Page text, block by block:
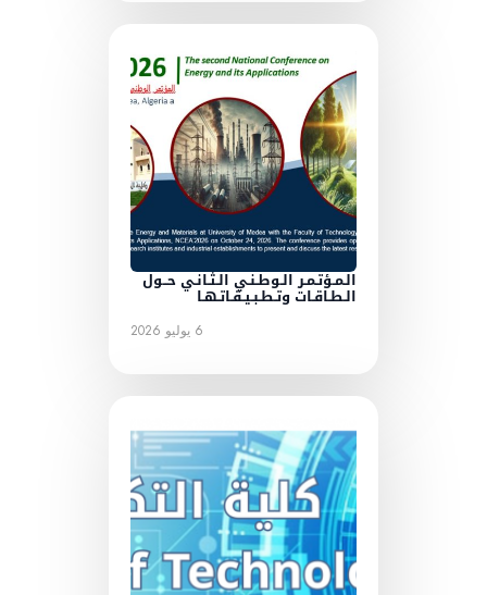
الـمـؤتـمـر الـوطـنـي الـثـانـي حــول
الـطـاقـات وتـطـبـيـقـاتـهـا
6 يوليو 2026